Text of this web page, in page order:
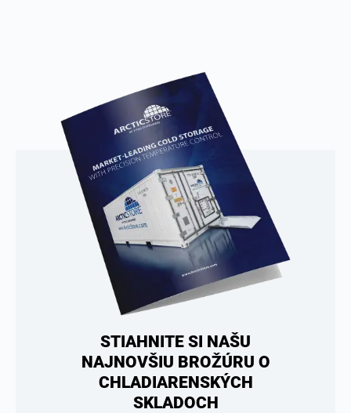
STIAHNITE SI NAŠU
NAJNOVŠIU BROŽÚRU O
CHLADIARENSKÝCH
SKLADOCH